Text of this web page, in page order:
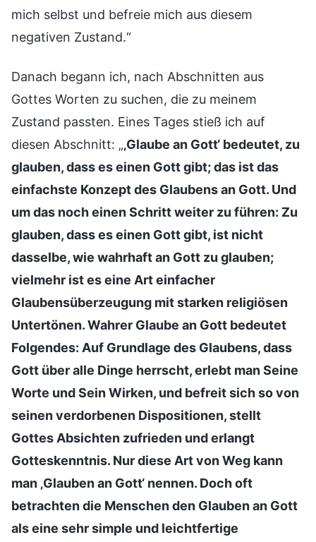
mich selbst und befreie mich aus diesem
negativen Zustand.“
Danach begann ich, nach Abschnitten aus
Gottes Worten zu suchen, die zu meinem
Zustand passten. Eines Tages stieß ich auf
diesen Abschnitt: „‚Glaube an Gott‘ bedeutet, zu
glauben, dass es einen Gott gibt; das ist das
einfachste Konzept des Glaubens an Gott. Und
um das noch einen Schritt weiter zu führen: Zu
glauben, dass es einen Gott gibt, ist nicht
dasselbe, wie wahrhaft an Gott zu glauben;
vielmehr ist es eine Art einfacher
Glaubensüberzeugung mit starken religiösen
Untertönen. Wahrer Glaube an Gott bedeutet
Folgendes: Auf Grundlage des Glaubens, dass
Gott über alle Dinge herrscht, erlebt man Seine
Worte und Sein Wirken, und befreit sich so von
seinen verdorbenen Dispositionen, stellt
Gottes Absichten zufrieden und erlangt
Gotteskenntnis. Nur diese Art von Weg kann
man ‚Glauben an Gott‘ nennen. Doch oft
betrachten die Menschen den Glauben an Gott
als eine sehr simple und leichtfertige